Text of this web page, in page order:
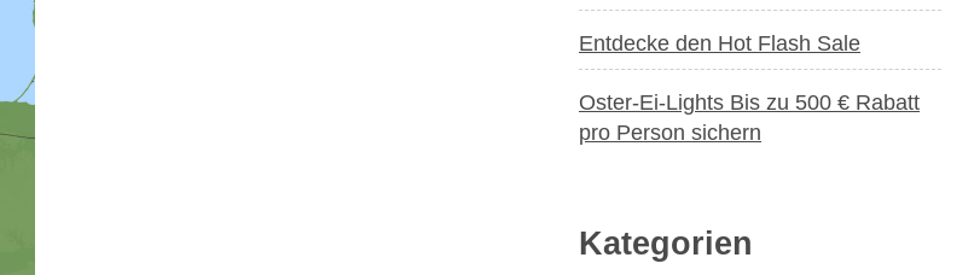
Entdecke den Hot Flash Sale
Oster-Ei-Lights Bis zu 500 € Rabatt
pro Person sichern
Kategorien